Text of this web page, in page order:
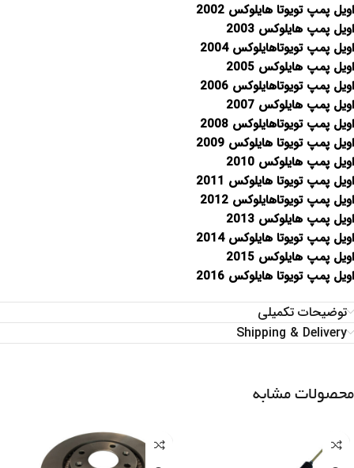
اویل پمپ تویوتا هایلوکس 2002
اویل پمپ هایلوکس 2003
اویل پمپ تویوتاهایلوکس 2004
اویل پمپ هایلوکس 2005
اویل پمپ تویوتاهایلوکس 2006
اویل پمپ هایلوکس 2007
اویل پمپ تویوتاهایلوکس 2008
اویل پمپ تویوتا هایلوکس 2009
اویل پمپ هایلوکس 2010
اویل پمپ تویوتا هایلوکس 2011
اویل پمپ تویوتاهایلوکس 2012
اویل پمپ هایلوکس 2013
اویل پمپ تویوتا هایلوکس 2014
اویل پمپ هایلوکس 2015
اویل پمپ تویوتا هایلوکس 2016
توضیحات تکمیلی
Shipping & Delivery
محصولات مشابه